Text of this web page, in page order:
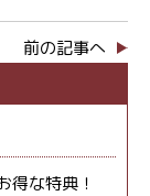
前の記事へ
な特典！